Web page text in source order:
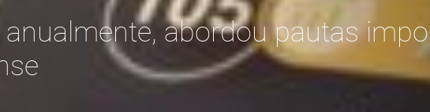
anualmente, abordou pautas